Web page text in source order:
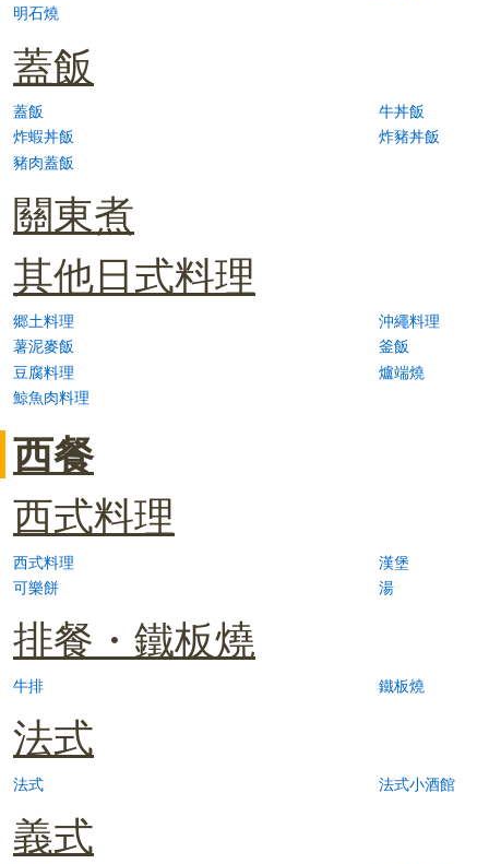
明石燒
蓋飯
蓋飯
牛丼飯
炸蝦丼飯
炸豬丼飯
豬肉蓋飯
關東煮
其他日式料理
郷土料理
沖繩料理
薯泥麥飯
釜飯
豆腐料理
爐端燒
鯨魚肉料理
西餐
西式料理
西式料理
漢堡
可樂餅
湯
排餐・鐵板燒
牛排 鐵板燒
法式
法式 法式小酒館
義式